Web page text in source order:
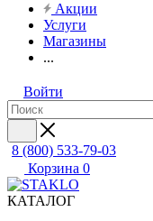
Акции
Услуги
Магазины
...
Войти
8 (800) 533-79-03
Корзина 0
КАТАЛОГ